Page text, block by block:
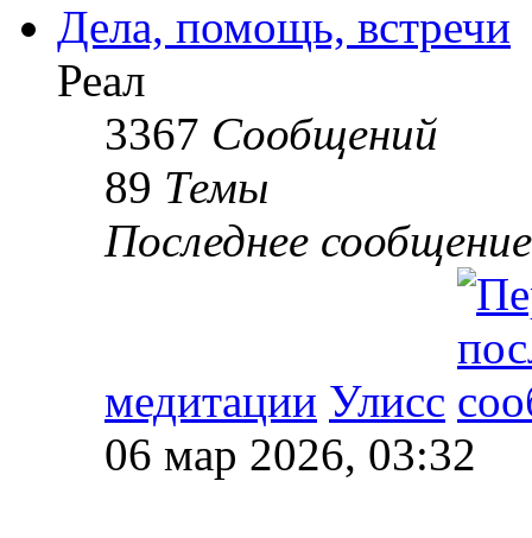
Дела, помощь, встречи
Реал
3367 Сообщений
89 Темы
Последнее сообщение
медитации Улисс
06 мар 2026, 03:32